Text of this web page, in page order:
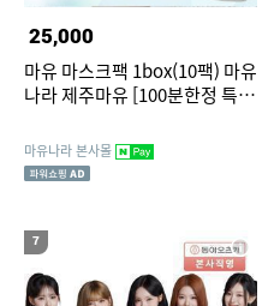
25,000
마유 마스크팩 1box(10팩) 마유
나라 제주마유 [100분한정 특
마유나라 본사몰
7